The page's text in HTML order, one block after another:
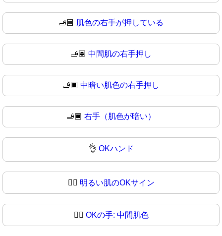
🫸🏼 肌色の右手が押している
🫸🏽 中間肌の右手押し
🫸🏾 中暗い肌色の右手押し
🫸🏿 右手（肌色が暗い）
👌 OKハンド
👌🏻 明るい肌のOKサイン
👌🏼 OKの手: 中間肌色